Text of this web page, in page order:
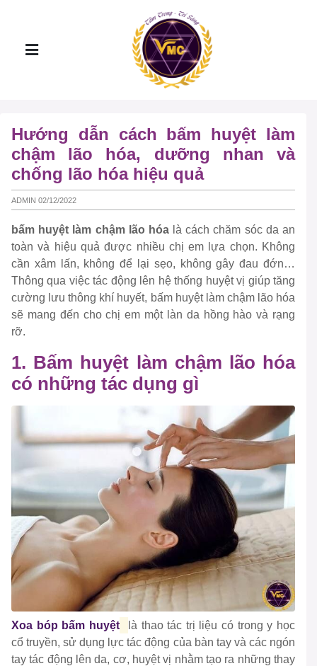
Hướng dẫn cách bấm huyệt làm
chậm lão hóa, dưỡng nhan và
chống lão hóa hiệu quả
ADMIN 02/12/2022
bấm huyệt làm chậm lão hóalà cách chăm sóc da an
toàn và hiệu quả được nhiều chị em lựa chọn. Không
cần xâm lấn, không để lại sẹo, không gây đau đớn…
Thông qua việc tác động lên hệ thống huyệt vị giúp tăng
cường lưu thông khí huyết, bấm huyệt làm chậm lão hóa
sẽ mang đến cho chị em một làn da hồng hào và rạng
rỡ.
1. Bấm huyệt làm chậm lão hóa
có những tác dụng gì
Xoa bóp bấm huyệt
là thao tác trị liệu có trong y học
cổ truyền, sử dụng lực tác động của bàn tay và các ngón
tay tác động lên da, cơ, huyệt vị nhằm tạo ra những thay